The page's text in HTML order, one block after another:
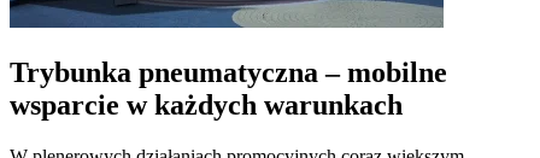
Trybunka pneumatyczna – mobilne
wsparcie w każdych warunkach